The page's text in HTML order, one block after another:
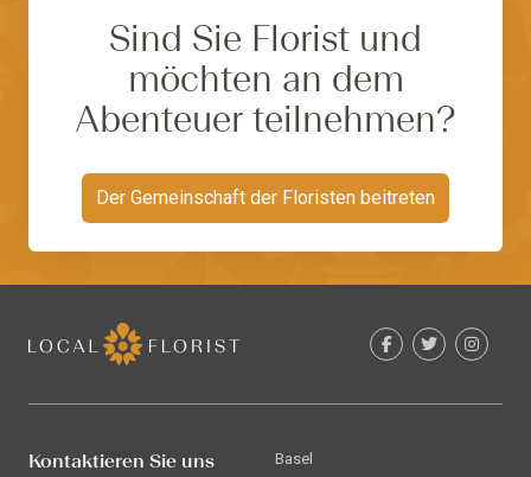
Sind Sie Florist und
möchten an dem
Abenteuer teilnehmen?
Der Gemeinschaft der Floristen beitreten
Kontaktieren Sie uns Basel